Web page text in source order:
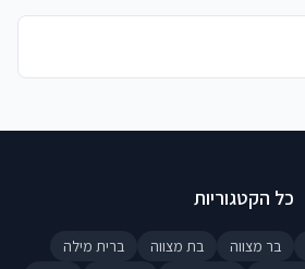
כל הקטגוריות
בר מצווה בת מצווה
ברית מילה